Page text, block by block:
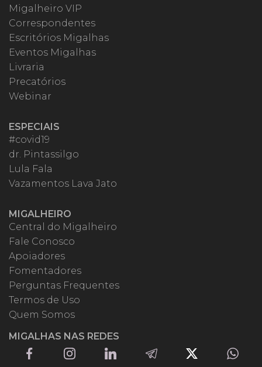
Migalheiro VIP
Correspondentes
Escritórios Migalhas
Eventos Migalhas
Livraria
Precatórios
Webinar
ESPECIAIS
#covid19
dr. Pintassilgo
Lula Fala
Vazamentos Lava Jato
MIGALHEIRO
Central do Migalheiro
Fale Conosco
Apoiadores
Fomentadores
Perguntas Frequentes
Termos de Uso
Quem Somos
MIGALHAS NAS REDES